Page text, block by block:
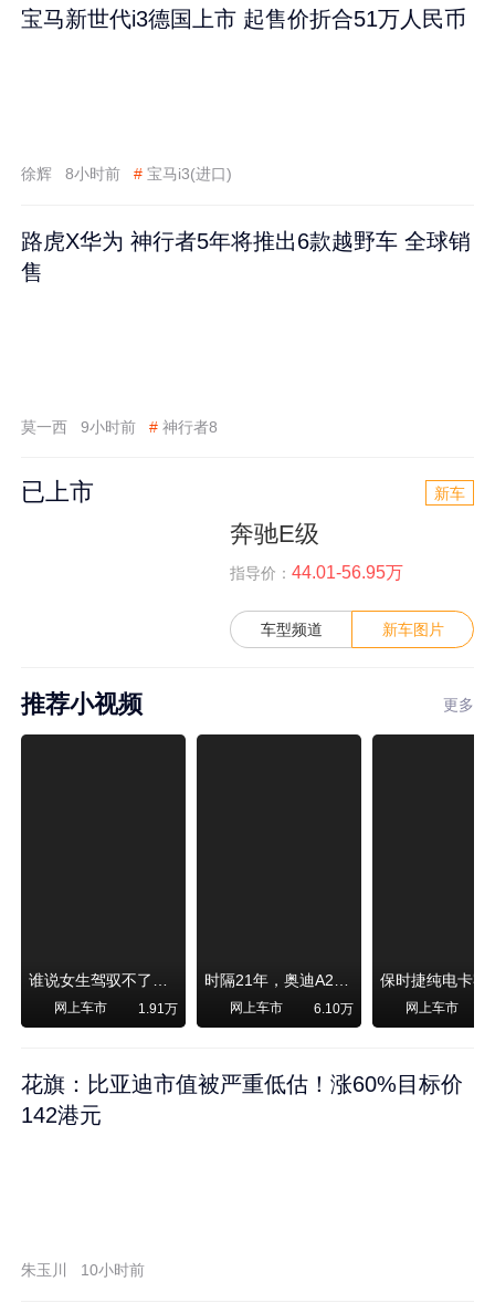
宝马新世代i3德国上市 起售价折合51万人民币
徐辉 8小时前 # 宝马i3(进口)
路虎X华为 神行者5年将推出6款越野车 全球销
售
莫一西 9小时前 # 神行者8
已上市 新车
奔驰E级
指导价： 44.01-56.95万
车型频道 新车图片
推荐小视频 更多
谁说女生驾驭不了大SUV？看我开问界M6驰骋坝上草原！
网上车市 1.91万
时隔21年，奥迪A2强势归来！
网上车市 6.10万 网上车市
花旗：比亚迪市值被严重低估！涨60%目标价
142港元
朱玉川 10小时前